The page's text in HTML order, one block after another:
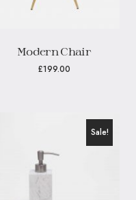
Modern Chair
£199.00
Sale!